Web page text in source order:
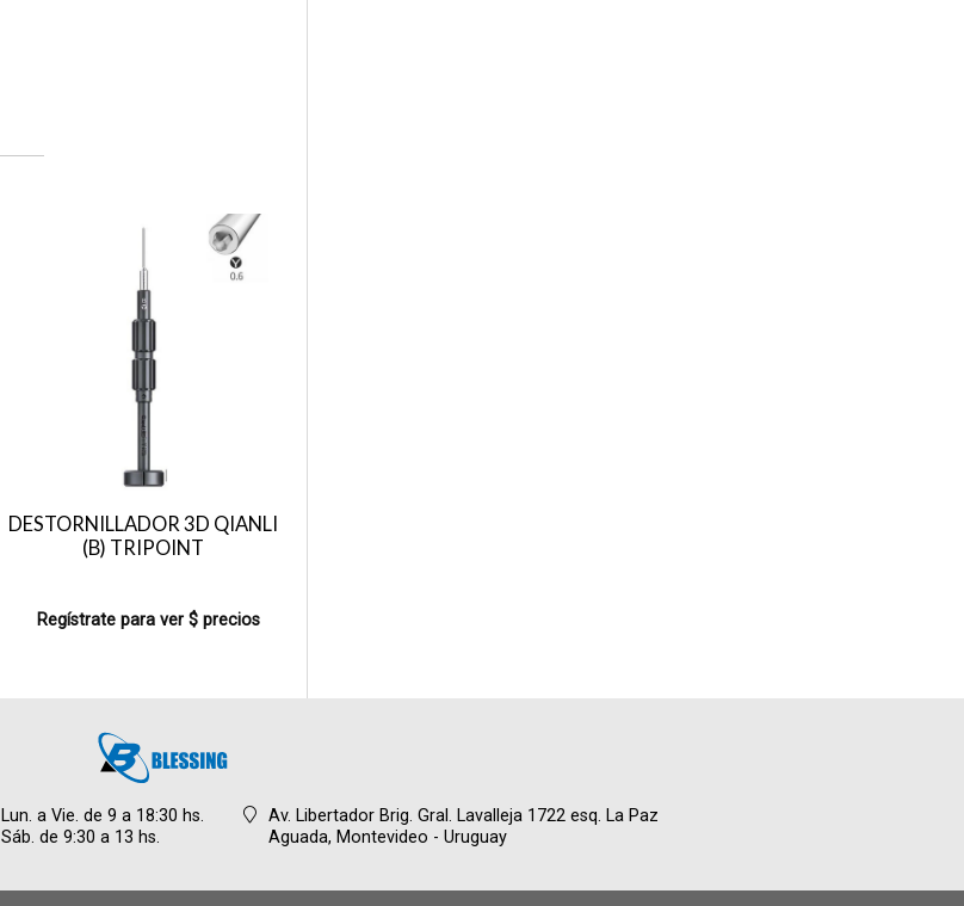
DESTORNILLADOR 3D QIANLI
(B) TRIPOINT
Regístrate para ver $ precios
Lun. a Vie. de 9 a 18:30 hs.
Sáb. de 9:30 a 13 hs.
Av. Libertador Brig. Gral. Lavalleja 1722 esq. La Paz
Aguada, Montevideo - Uruguay